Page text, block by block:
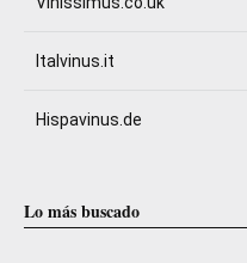
Italvinus.it
Hispavinus.de
Lo más buscado